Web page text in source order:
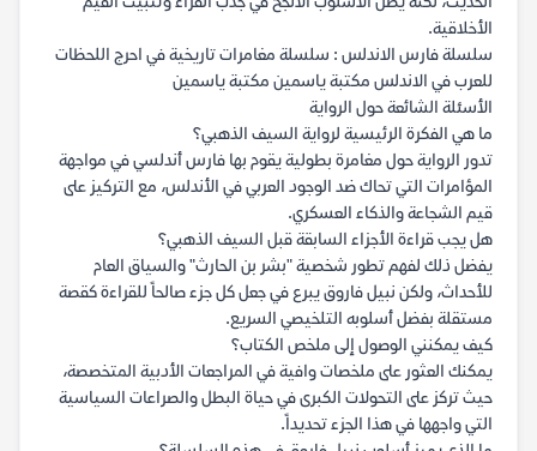
الأخلاقية.
سلسلة فارس الاندلس : سلسلة مغامرات تاريخية في احرج اللحظات
للعرب في الاندلس مكتبة ياسمين مكتبة ياسمين
الأسئلة الشائعة حول الرواية
ما هي الفكرة الرئيسية لرواية السيف الذهبي؟
تدور الرواية حول مغامرة بطولية يقوم بها فارس أندلسي في مواجهة
المؤامرات التي تحاك ضد الوجود العربي في الأندلس، مع التركيز على
قيم الشجاعة والذكاء العسكري.
هل يجب قراءة الأجزاء السابقة قبل السيف الذهبي؟
يفضل ذلك لفهم تطور شخصية "بشر بن الحارث" والسياق العام
للأحداث، ولكن نبيل فاروق يبرع في جعل كل جزء صالحاً للقراءة كقصة
مستقلة بفضل أسلوبه التلخيصي السريع.
كيف يمكنني الوصول إلى ملخص الكتاب؟
يمكنك العثور على ملخصات وافية في المراجعات الأدبية المتخصصة،
حيث تركز على التحولات الكبرى في حياة البطل والصراعات السياسية
التي واجهها في هذا الجزء تحديداً.